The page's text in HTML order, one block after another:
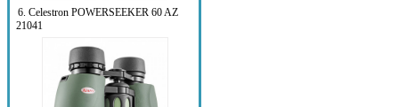
6. Celestron POWERSEEKER 60 AZ
21041